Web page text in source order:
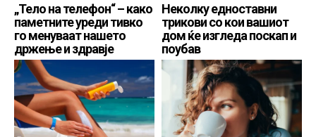
„Тело на телефон“ – како
паметните уреди тивко
го менуваат нашето
држење и здравје
Неколку едноставни
трикови со кои вашиот
дом ќе изгледа поскап и
поубав